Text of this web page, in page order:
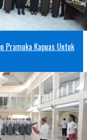
Pramuka Kapuas Untuk